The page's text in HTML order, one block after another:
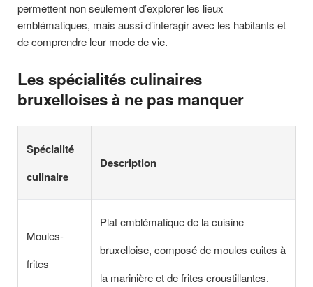
permettent non seulement d’explorer les lieux
emblématiques, mais aussi d’interagir avec les habitants et
de comprendre leur mode de vie.
Les spécialités culinaires
bruxelloises à ne pas manquer
Spécialité
culinaire
Description
Moules-
frites
Plat emblématique de la cuisine
bruxelloise, composé de moules cuites à
la marinière et de frites croustillantes.